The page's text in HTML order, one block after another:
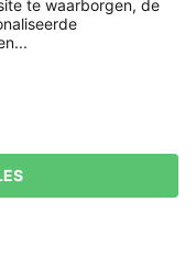
Impressum
op je volgende